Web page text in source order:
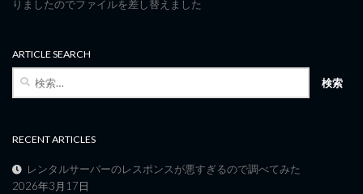
りましたのでファイルを差し替えました
ARTICLE SEARCH
検
RECENT ARTICLES
レンタルサーバーのレスポンスが悪すぎるので調べてみた
2026年3月17日